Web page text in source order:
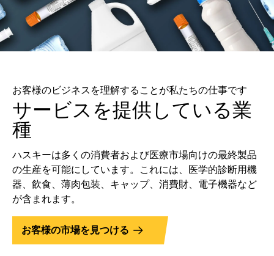
お客様のビジネスを理解することが私たちの仕事です
サービスを提供している業
種
ハスキーは多くの消費者および医療市場向けの最終製品
の生産を可能にしています。これには、医学的診断用機
器、飲食、薄肉包装、キャップ、消費財、電子機器など
が含まれます。
お客様の市場を見つける